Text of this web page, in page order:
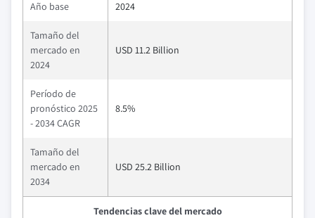
Año base 2024
Tamaño del
mercado en
2024
USD 11.2 Billion
Período de
pronóstico 2025
- 2034 CAGR
8.5%
Tamaño del
mercado en
2034
USD 25.2 Billion
Tendencias clave del mercado